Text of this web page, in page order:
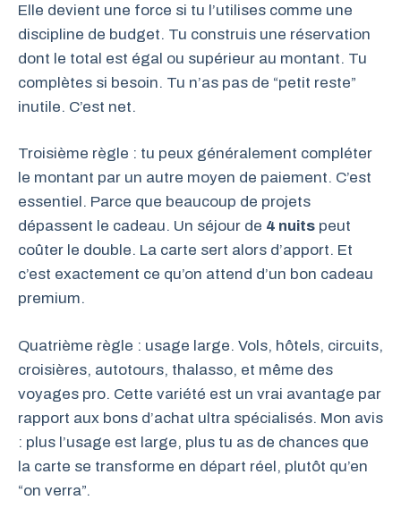
Elle devient une force si tu l’utilises comme une
discipline de budget. Tu construis une réservation
dont le total est égal ou supérieur au montant. Tu
complètes si besoin. Tu n’as pas de “petit reste”
inutile. C’est net.
Troisième règle : tu peux généralement compléter
le montant par un autre moyen de paiement. C’est
essentiel. Parce que beaucoup de projets
dépassent le cadeau. Un séjour de 4 nuits peut
coûter le double. La carte sert alors d’apport. Et
c’est exactement ce qu’on attend d’un bon cadeau
premium.
Quatrième règle : usage large. Vols, hôtels, circuits,
croisières, autotours, thalasso, et même des
voyages pro. Cette variété est un vrai avantage par
rapport aux bons d’achat ultra spécialisés. Mon avis
: plus l’usage est large, plus tu as de chances que
la carte se transforme en départ réel, plutôt qu’en
“on verra”.